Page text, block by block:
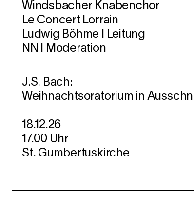
Windsbacher Knabenchor
Le Concert Lorrain
Ludwig Böhme I Leitung
NN I Moderation
J.S. Bach:
Weihnachtsoratorium in
18.12.26
17.00 Uhr
St. Gumbertuskirche